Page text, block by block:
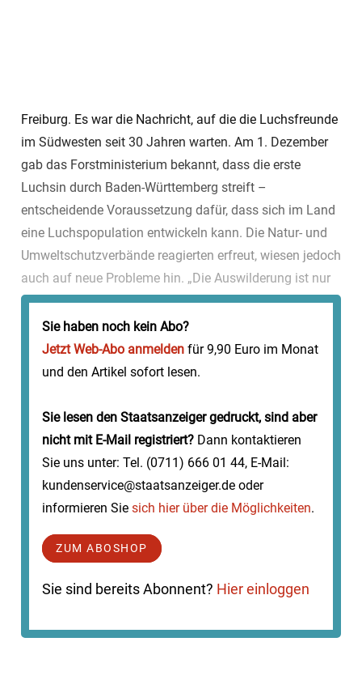
Freiburg. Es war die Nachricht, auf die die Luchsfreunde
im Südwesten seit 30 Jahren warten. Am 1. Dezember
gab das Forstministerium bekannt, dass die erste
Luchsin durch Baden-Württemberg streift –
entscheidende Voraussetzung dafür, dass sich im Land
eine Luchspopulation entwickeln kann. Die Natur- und
Umweltschutzverbände reagierten erfreut, wiesen jedoch
auch auf neue Probleme hin. „Die Auswilderung ist nur
ein erster Schritt, dem weitere folgen müssen“, sagte
Martin Bachhofer, La...
Sie haben noch kein Abo?
Jetzt Web-Abo anmelden für 9,90 Euro im Monat
und den Artikel sofort lesen.
Sie lesen den Staatsanzeiger gedruckt, sind aber
nicht mit E-Mail registriert? Dann kontaktieren
Sie uns unter: Tel. (0711) 666 01 44, E-Mail:
kundenservice@staatsanzeiger.de oder
informieren Sie sich hier über die Möglichkeiten.
ZUM ABOSHOP
Sie sind bereits Abonnent? Hier einloggen